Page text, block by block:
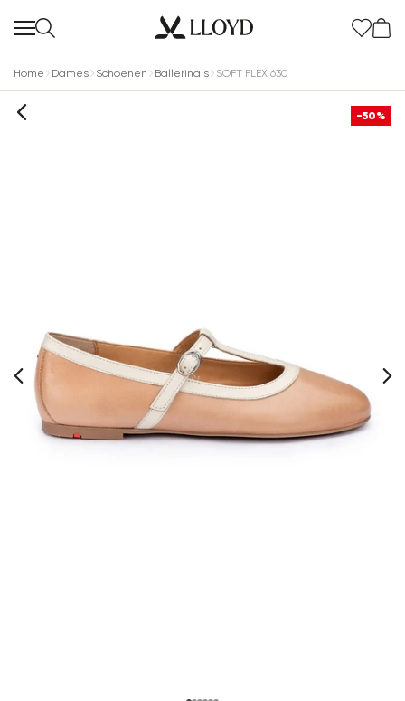
Home Dames Schoenen Ballerina's SOFT FLEX 630
-50%